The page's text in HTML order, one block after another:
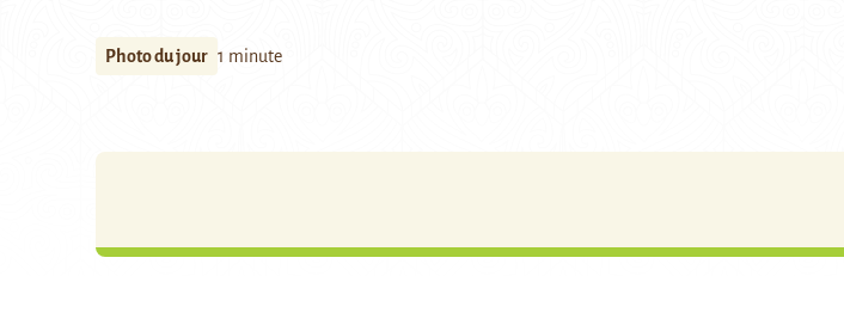
Photo du jour 1 minute